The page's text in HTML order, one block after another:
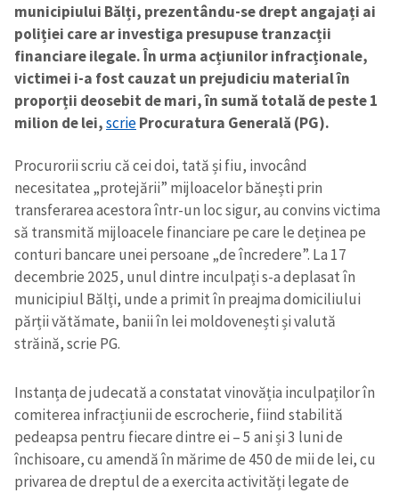
municipiului Bălți, prezentându-se drept angajați ai
poliției care ar investiga presupuse tranzacții
financiare ilegale. În urma acțiunilor infracționale,
victimei i-a fost cauzat un prejudiciu material în
proporții deosebit de mari, în sumă totală de peste 1
milion de lei,scrieProcuratura Generală (PG).
Procurorii scriu că cei doi, tată și fiu, invocând
necesitatea „protejării” mijloacelor bănești prin
transferarea acestora într-un loc sigur, au convins victima
să transmită mijloacele financiare pe care le deținea pe
conturi bancare unei persoane „de încredere”. La 17
decembrie 2025, unul dintre inculpați s-a deplasat în
municipiul Bălți, unde a primit în preajma domiciliului
părții vătămate, banii în lei moldovenești și valută
străină, scrie PG.
Instanța de judecată a constatat vinovăția inculpaților în
comiterea infracțiunii de escrocherie, fiind stabilită
pedeapsa pentru fiecare dintre ei – 5 ani și 3 luni de
închisoare, cu amendă în mărime de 450 de mii de lei, cu
privarea de dreptul de a exercita activități legate de